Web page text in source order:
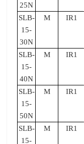
25N
SLB-
15-
30N
M IR1
SLB-
15-
40N
M IR1
SLB-
15-
50N
M IR1
SLB-
15-
M IR1